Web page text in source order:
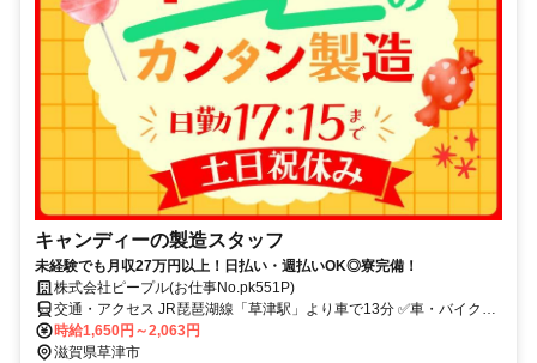
キャンディーの製造スタッフ
未経験でも月収27万円以上！日払い・週払いOK◎寮完備！
株式会社ピープル(お仕事No.pk551P)
交通・アクセス JR琵琶湖線「草津駅」より車で13分 ✅車・バイク通
勤可 ✅交通費規定支給
時給1,650円～2,063円
滋賀県草津市